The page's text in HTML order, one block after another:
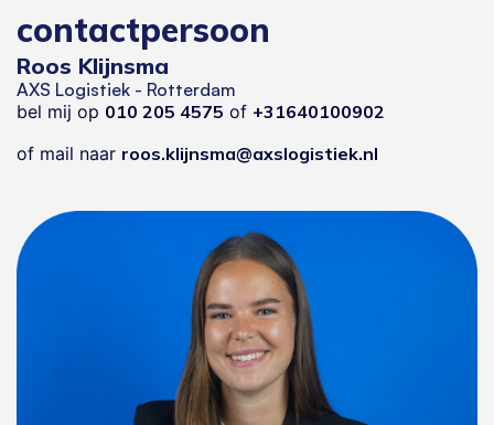
contactpersoon
Roos Klijnsma
AXS Logistiek - Rotterdam
bel mij op 010 205 4575 of +31640100902
of mail naar roos.klijnsma@axslogistiek.nl